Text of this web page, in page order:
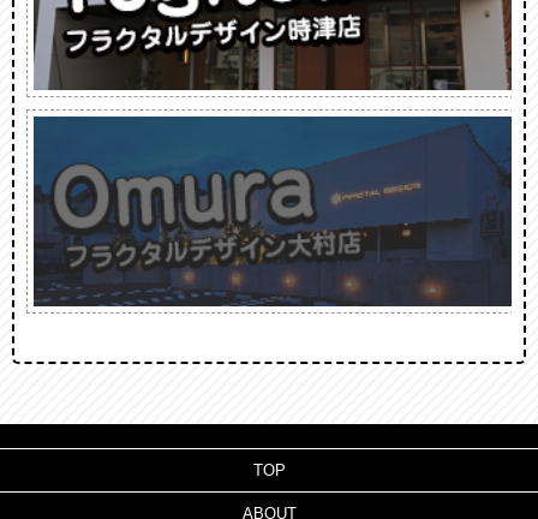
TOP
ABOUT